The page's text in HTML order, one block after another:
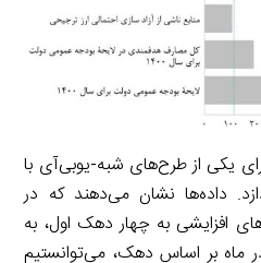
یکی از طرح‌های شبه-یوبی‌آی با
داده‌ها نشان می‌دهند که در
افزایشی به چهار دهک اول، به
تومان در ماه بر اساس دهک، می‌توانستیم